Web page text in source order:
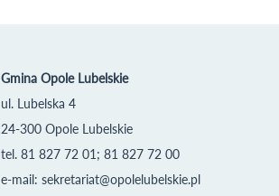
Gmina Opole Lubelskie
ul. Lubelska 4
24-300 Opole Lubelskie
tel. 81 827 72 01; 81 827 72 00
e-mail: sekretariat@opolelubelskie.pl